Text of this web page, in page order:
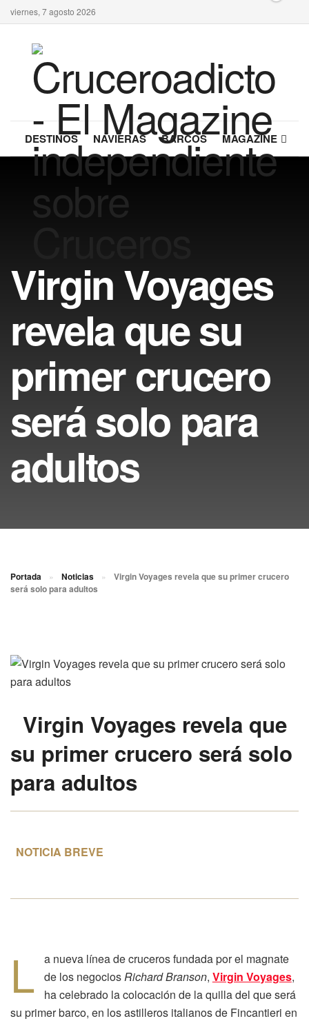
viernes, 7 agosto 2026
DESTINOS NAVIERAS BARCOS MAGAZINE
Virgin Voyages
revela que su
primer crucero
será solo para
adultos
Portada » Noticias »
Virgin Voyages revela que su primer crucero
será solo para adultos
Virgin Voyages revela que
su primer crucero será solo
para adultos
NOTICIA BREVE
L
a nueva línea de cruceros fundada por el magnate
de los negociosRichard Branson, Virgin Voyages,
ha celebrado la colocación de la quilla del que será
su primer barco, en los astilleros italianos de Fincantieri en